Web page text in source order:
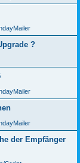
?
der Empfänger